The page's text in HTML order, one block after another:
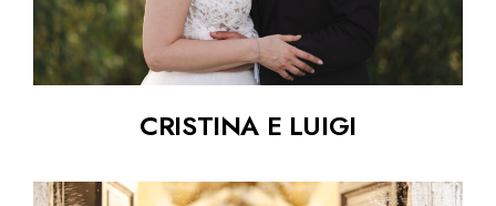
CRISTINA E LUIGI